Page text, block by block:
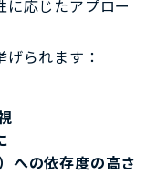
応じたアプロー
られます：
への依存度の高さ